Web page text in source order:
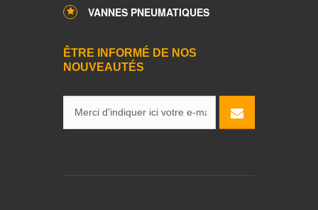
VANNES PNEUMATIQUES
ÊTRE INFORMÉ DE NOS
NOUVEAUTÉS